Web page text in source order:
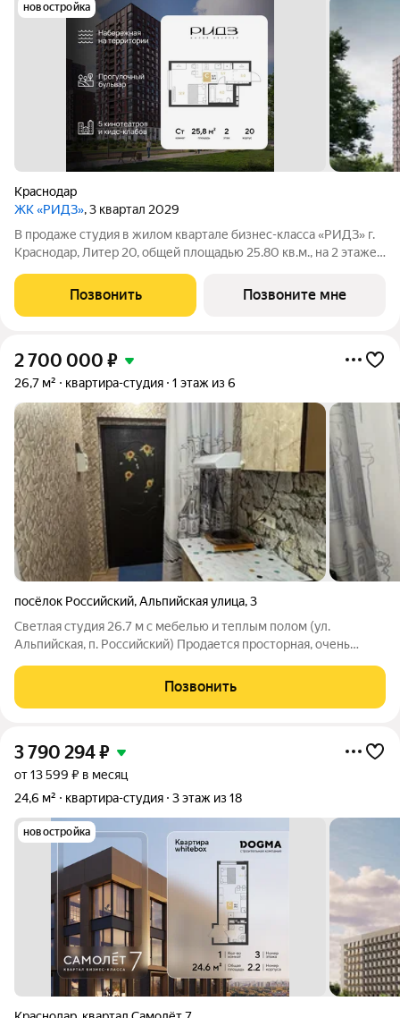
новостройка
Краснодар
ЖК «РИДЗ», 3 квартал 2029
В продаже студия в жилом квартале бизнес-класса «РИДЗ» г.
Краснодар, Литер 20, общей площадью 25.80 кв.м., на 2 этаже.
отделки от застройщика. Приобретается отдельно и не входит
в стоимость
Позвонить Позвоните мне
2 700 000 ₽
26,7 м² квартира-студия 1 этаж из 6
посёлок Российский,Альпийская улица,3
Светлая студия 26.7 м с мебелью и теплым полом (ул.
Альпийская, п. Российский) Продается просторная, очень
Уникальная планировка и честная площадь Общая площадь
26.7 м: Просторное жилье с грамотным
Позвонить
3 790 294₽
от 13 599 ₽ в месяц
24,6 м²
квартира-студия 3 этаж из 18
новостройка